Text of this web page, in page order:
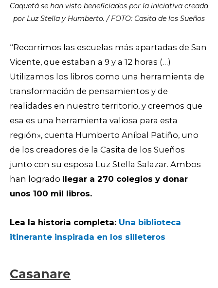
Caquetá se han visto beneficiados por la iniciativa creada
por Luz Stella y Humberto. / FOTO: Casita de los Sueños
“Recorrimos las escuelas más apartadas de San
Vicente, que estaban a 9 y a 12 horas (…)
Utilizamos los libros como una herramienta de
transformación de pensamientos y de
realidades en nuestro territorio, y creemos que
esa es una herramienta valiosa para esta
región», cuenta Humberto Aníbal Patiño, uno
de los creadores de la Casita de los Sueños
junto con su esposa Luz Stella Salazar. Ambos
han logrado llegar a 270 colegios y donar
unos 100 mil libros.
Lea la historia completa: Una biblioteca
itinerante inspirada en los silleteros
Casanare